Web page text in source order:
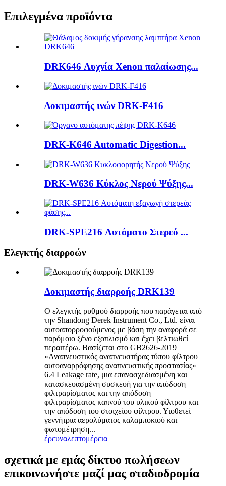
Επιλεγμένα προϊόντα
DRK646 Λυχνία Xenon παλαίωσης...
Δοκιμαστής ινών DRK-F416
DRK-K646 Automatic Digestion...
DRK-W636 Κύκλος Νερού Ψύξης...
DRK-SPE216 Αυτόματο Στερεό ...
Ελεγκτής διαρροών
Δοκιμαστής διαρροής DRK139
Ο ελεγκτής ρυθμού διαρροής που παράγεται από
την Shandong Derek Instrument Co., Ltd. είναι
αυτοαπορροφούμενος με βάση την αναφορά σε
παρόμοιο ξένο εξοπλισμό και έχει βελτιωθεί
περαιτέρω. Βασίζεται στο GB2626-2019
«Αναπνευστικός αναπνευστήρας τύπου φίλτρου
αυτοαναρρόφησης αναπνευστικής προστασίας»
6.4 Leakage rate, μια επανασχεδιασμένη και
κατασκευασμένη συσκευή για την απόδοση
φιλτραρίσματος και την απόδοση
φιλτραρίσματος καπνού του υλικού φίλτρου και
την απόδοση του στοιχείου φίλτρου. Υιοθετεί
γεννήτρια αερολύματος καλαμποκιού και
φωτομέτρηση...
έρευναλεπτομέρεια
σχετικά με εμάς δίκτυο πωλήσεων
επικοινωνήστε μαζί μας σταδιοδρομία